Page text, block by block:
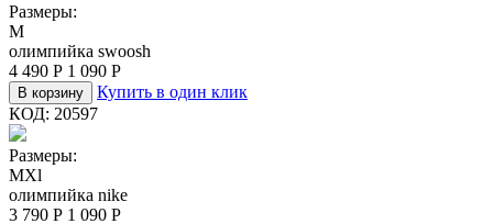
Размеры:
M
олимпийка swoosh
4 490 Р 1 090 Р
В корзину
Купить в один клик
КОД: 20597
Размеры:
MXl
олимпийка nike
3 790 Р 1 090 Р